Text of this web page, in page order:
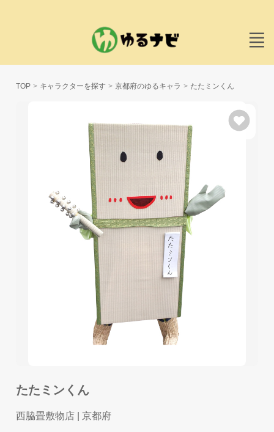
TOP キャラクターを探す 京都府のゆるキャラ たたミンくん
たたミンくん
西脇畳敷物店 | 京都府